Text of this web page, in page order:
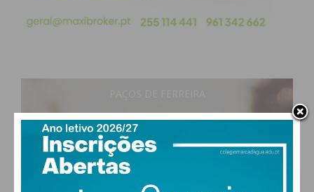
28°
vento: 3m/s ONO